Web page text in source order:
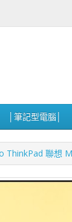
│筆記型電腦│
ThinkPad 聯想